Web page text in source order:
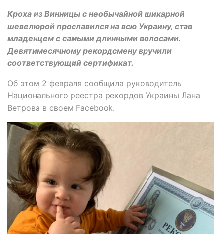
Кроха из Винницы с необычайной шикарной
шевелюрой прославился на всю Украину, став
младенцем с самыми длинными волосами.
Девятимесячному рекордсмену вручили
соответствующий сертификат.
Об этом 2 февраля сообщила руководитель
Национального реестра рекордов Украины Лана
Ветрова в своем Facebook.